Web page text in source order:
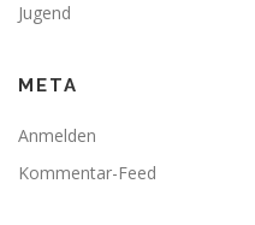
Jugend
META
Anmelden
Kommentar-Feed